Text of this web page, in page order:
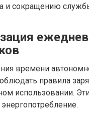
и сокращению
времени
правила
использовании.